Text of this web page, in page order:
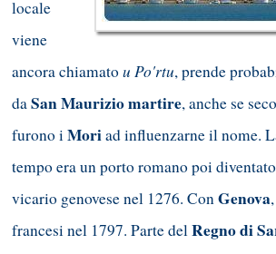
locale
viene
ancora chiamatou Po'rtu, prende
daSan Maurizio martire, anche se
furono i Moriad influenzarne il nome.
tempo era un porto romano poi
vicario genovese nel 1276. Con Genova
francesi nel 1797. Parte del Regno di